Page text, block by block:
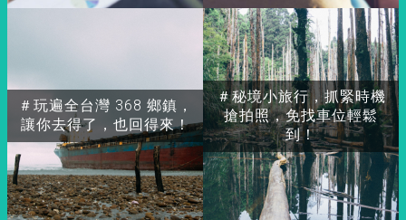
＃玩遍全台灣 368 鄉鎮，
讓你去得了，也回得來！
＃秘境小旅行，抓緊時機
搶拍照，免找車位輕鬆
到！